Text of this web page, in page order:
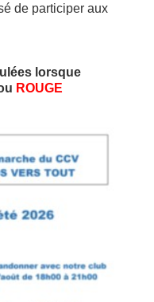
de participer aux
lorsque
ROUGE